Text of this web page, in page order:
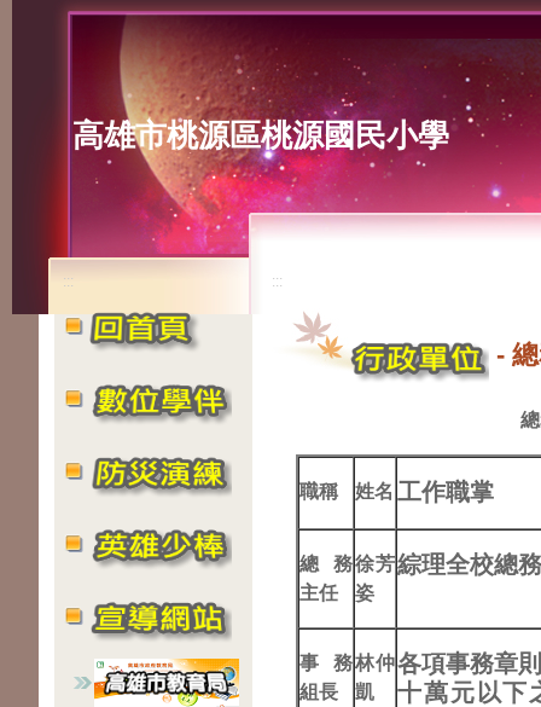
高雄市桃源區桃源國民小學
::: :::
-
職稱 姓名 工作職掌
總務
主任
徐芳
姿
綜理全校總
事務
組長
林仲
凱
各項事務章
十萬元以下